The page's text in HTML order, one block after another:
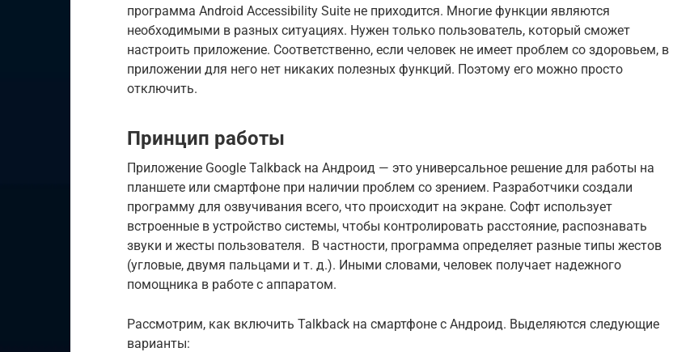
программа Android Accessibility Suite не приходится. Многие функции являются
необходимыми в разных ситуациях. Нужен только пользователь, который сможет
настроить приложение. Соответственно, если человек не имеет проблем со здоровьем, в
приложении для него нет никаких полезных функций. Поэтому его можно просто
отключить.
Принцип работы
Приложение Google Talkback на Андроид — это универсальное решение для работы на
планшете или смартфоне при наличии проблем со зрением. Разработчики создали
программу для озвучивания всего, что происходит на экране. Софт использует
встроенные в устройство системы, чтобы контролировать расстояние, распознавать
звуки и жесты пользователя. В частности, программа определяет разные типы жестов
(угловые, двумя пальцами и т. д.). Иными словами, человек получает надежного
помощника в работе с аппаратом.
Рассмотрим, как включить Talkback на смартфоне с Андроид. Выделяются следующие
варианты: